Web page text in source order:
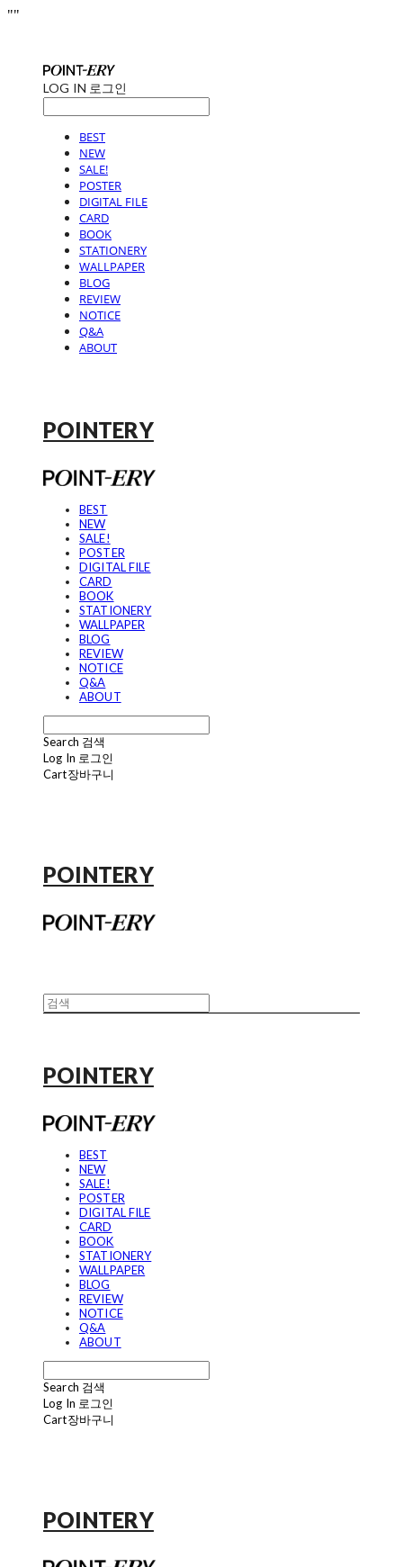
""
LOG IN 로그인
BEST
NEW
SALE!
POSTER
DIGITAL FILE
CARD
BOOK
STATIONERY
WALLPAPER
BLOG
REVIEW
NOTICE
Q&A
ABOUT
POINTERY
BEST
NEW
SALE!
POSTER
DIGITAL FILE
CARD
BOOK
STATIONERY
WALLPAPER
BLOG
REVIEW
NOTICE
Q&A
ABOUT
Search 검색
Log In 로그인
Cart장바구니
POINTERY
POINTERY
BEST
NEW
SALE!
POSTER
DIGITAL FILE
CARD
BOOK
STATIONERY
WALLPAPER
BLOG
REVIEW
NOTICE
Q&A
ABOUT
Search 검색
Log In 로그인
Cart장바구니
POINTERY